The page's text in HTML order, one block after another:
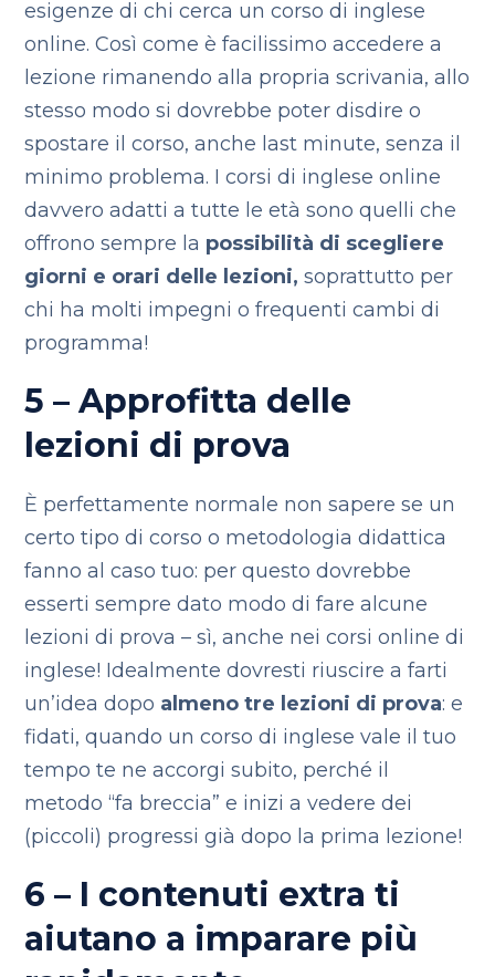
esigenze di chi cerca un corso di inglese
online. Così come è facilissimo accedere a
lezione rimanendo alla propria scrivania, allo
stesso modo si dovrebbe poter disdire o
spostare il corso, anche last minute, senza il
minimo problema. I corsi di inglese online
davvero adatti a tutte le età sono quelli che
offrono sempre la possibilità di scegliere
giorni e orari delle lezioni, soprattutto per
chi ha molti impegni o frequenti cambi di
programma!
5 – Approfitta delle
lezioni di prova
È perfettamente normale non sapere se un
certo tipo di corso o metodologia didattica
fanno al caso tuo: per questo dovrebbe
esserti sempre dato modo di fare alcune
lezioni di prova – sì, anche nei corsi online di
inglese! Idealmente dovresti riuscire a farti
un’idea dopo almeno tre lezioni di prova: e
fidati, quando un corso di inglese vale il tuo
tempo te ne accorgi subito, perché il
metodo “fa breccia” e inizi a vedere dei
(piccoli) progressi già dopo la prima lezione!
6 – I contenuti extra ti
aiutano a imparare più